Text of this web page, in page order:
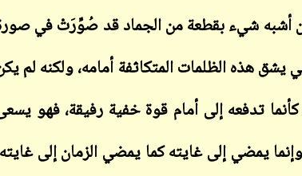
أشبه شيء بقطعة من الجماد قد صُوِّرَتْ في
هذه الظلمات المتكاثفة أمامه، ولكنه لم
تدفعه إلى أمام قوة خفية رفيقة، فهو
يمضي إلى غايته كما يمضي الزمان إلى
ابن أبي صادق
ابن أبي صادق
28 يونيو 2026
ابن أبي صادق
17 ديسمبر 2025
ابن أبي صادق
15 ديسمبر 2025
ابن أبي صادق
15 ديسمبر 2025
ابن أبي صادق
12 ديسمبر 2025
ابن أبي صادق
07 ديسمبر 2025
ابن أبي صادق
02 ديسمبر 2025
ابن أبي صادق
25 أكتوبر 2025
ابن أبي صادق
25 أكتوبر 2025
ابن أبي صادق
24 أكتوبر 2025
06 يناير 2024